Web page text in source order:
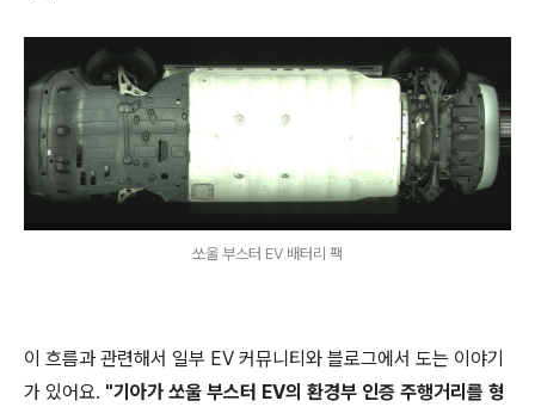
쏘울 부스터 EV 배터리 팩
이 흐름과 관련해서 일부 EV 커뮤니티와 블로그에서 도는 이야기
가 있어요. "기아가 쏘울 부스터 EV의 환경부 인증 주행거리를 형